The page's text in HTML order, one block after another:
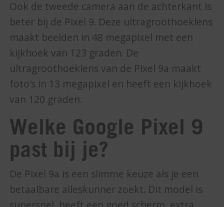
Ook de tweede camera aan de achterkant is
beter bij de Pixel 9. Deze ultragroothoeklens
maakt beelden in 48 megapixel met een
kijkhoek van 123 graden. De
ultragroothoeklens van de Pixel 9a maakt
foto’s in 13 megapixel en heeft een kijkhoek
van 120 graden.
Welke Google Pixel 9
past bij je?
De Pixel 9a is een slimme keuze als je een
betaalbare alleskunner zoekt. Dit model is